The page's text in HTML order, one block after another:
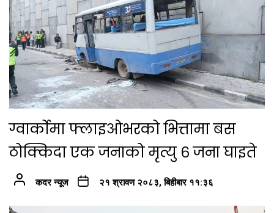
ग्वार्कोमा फ्लाइओभरको भित्तामा बस
ठोक्किदा एक जनाको मृत्यु ६ जना घाइते
कदर न्यूज २१ श्रावण २०८३, बिहीबार ११:३६